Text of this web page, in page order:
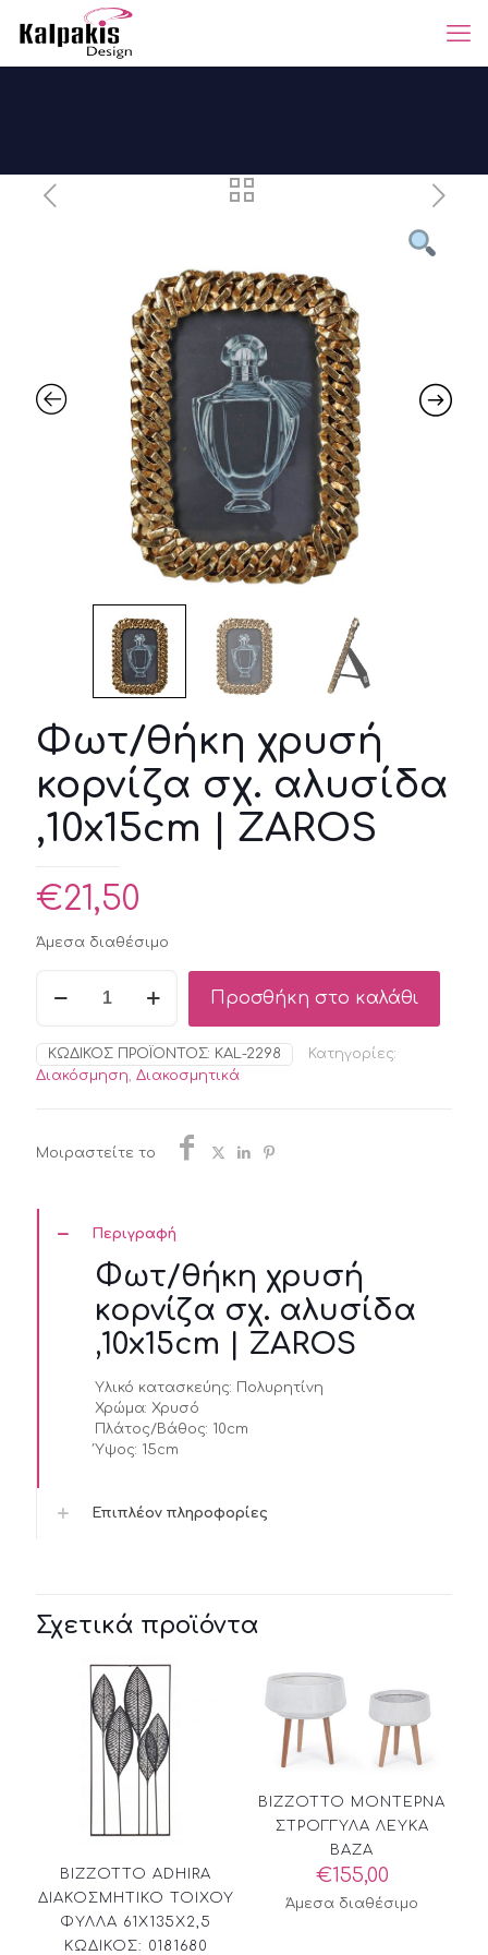
Φωτ/θήκη χρυσή
κορνίζα σχ. αλυσίδα
,10x15cm | ZAROS
€21,50
Άμεσα διαθέσιμο
θήκη
κορνίζα
σχ.
αλυσίδα
ZAROS
ποσότητα
Προσθήκη στο καλάθι
ΚΩΔΙΚΌΣ ΠΡΟΪΌΝΤΟΣ: KAL-2298
Κατηγορίες:
Διακόσμηση, Διακοσμητικά
Μοιραστείτε το
Περιγραφή
Φωτ/θήκη χρυσή
κορνίζα σχ. αλυσίδα
,10x15cm | ZAROS
Υλικό κατασκεύης:
Πολυρητίνη
Χρώμα:Χρυσό
Πλάτος/Βάθος: 10cm
Ύψος: 15cm
Επιπλέον πληροφορίες
Σχετικά προϊόντα
BIZZOTTO ADHIRA
ΔΙΑΚΟΣΜΗΤΙΚΟ ΤΟΙΧΟΥ
ΦΥΛΛΑ 61Χ135Χ2,5
ΚΩΔΙΚΟΣ: 0181680
BIZZOTTO ΜΟΝΤΕΡΝΑ
ΣΤΡΟΓΓΥΛΑ ΛΕΥΚΑ
ΒΑΖΑ
€155,00
Άμεσα διαθέσιμο